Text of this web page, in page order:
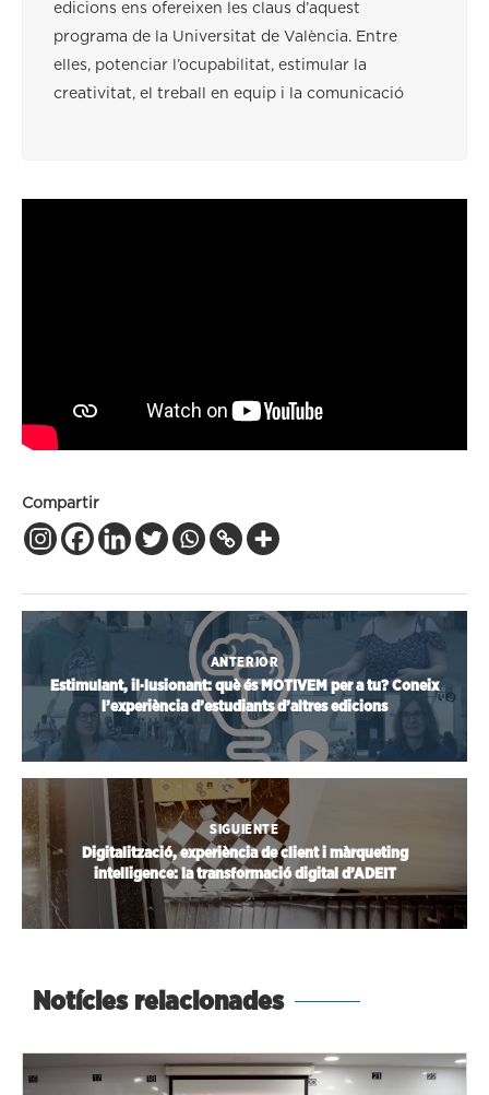
edicions ens ofereixen les claus d’aquest
programa de la Universitat de València. Entre
elles, potenciar l’ocupabilitat, estimular la
creativitat, el treball en equip i la comunicació
Compartir
ANTERIOR
Estimulant, il·lusionant: què és MOTIVEM per a tu? Coneix
l’experiència d’estudiants d’altres edicions
SIGUIENTE
Digitalització, experiència de client i màrqueting
intelligence: la transformació digital d’ADEIT
Notícies relacionades